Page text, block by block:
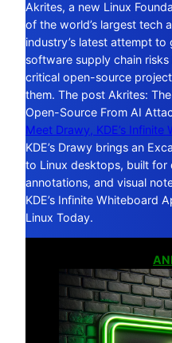
Akrites, a new Linux
of the world’s largest tech
industry’s latest attempt
software supply chain
critical open-source
them. The post Akrites:
Open-Source From AI
Meet Drawy, KDE’s
KDE’s Drawy brings an
to Linux desktops, built for
annotations, and visual
KDE’s Infinite Whiteboard
Linux Today.